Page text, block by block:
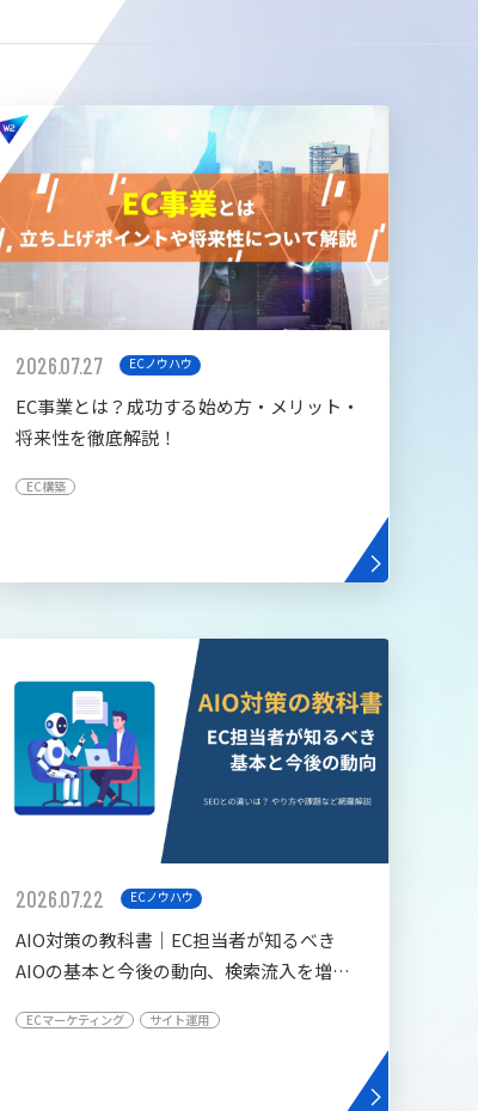
2026.07.27 ECノウハウ
EC事業とは？成功する始め方・メリット・
将来性を徹底解説！
EC構築
2026.07.22 ECノウハウ
AIO対策の教科書│EC担当者が知るべき
AIOの基本と今後の動向、検索流入を増や
ECマーケティング サイト運用